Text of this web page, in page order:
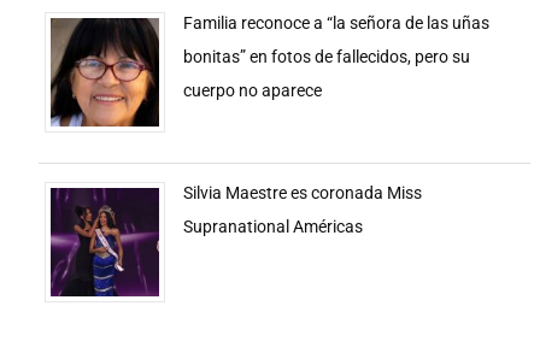
Familia reconoce a “la señora de las uñas
bonitas” en fotos de fallecidos, pero su
cuerpo no aparece
Silvia Maestre es coronada Miss
Supranational Américas